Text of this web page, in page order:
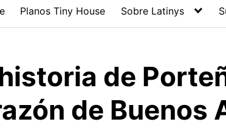
Planos Tiny House Sobre Latinys
de
de Buenos